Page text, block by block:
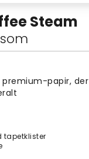
Steam
premium-papir, der
tapetklister